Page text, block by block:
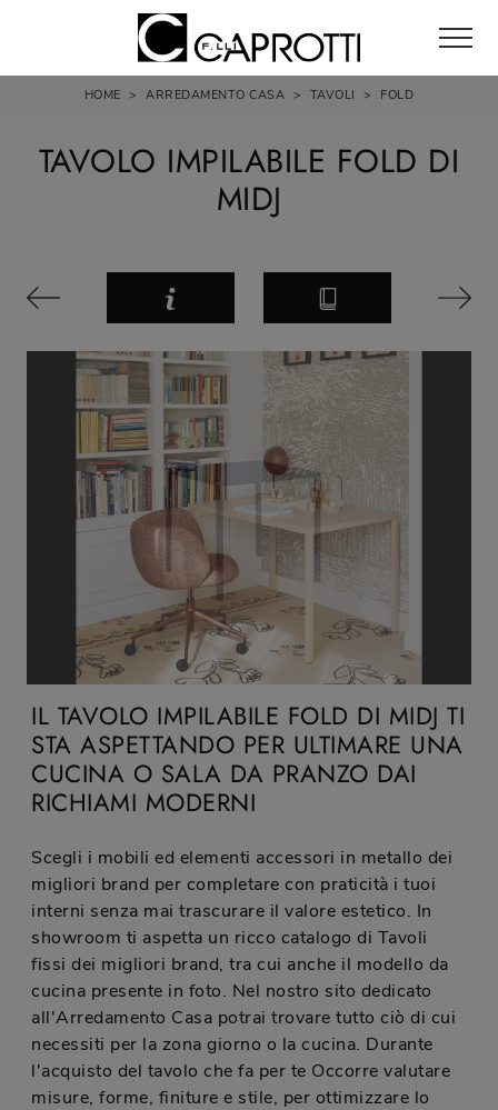
HOME > ARREDAMENTO CASA > TAVOLI > FOLD
TAVOLO IMPILABILE FOLD DI
MIDJ
IL TAVOLO IMPILABILE FOLD DI MIDJ TI
STA ASPETTANDO PER ULTIMARE UNA
CUCINA O SALA DA PRANZO DAI
RICHIAMI MODERNI
Scegli i mobili ed elementi accessori in metallo dei
migliori brand per completare con praticità i tuoi
interni senza mai trascurare il valore estetico. In
showroom ti aspetta un ricco catalogo di Tavoli
fissi dei migliori brand, tra cui anche il modello da
cucina presente in foto. Nel nostro sito dedicato
all'Arredamento Casa potrai trovare tutto ciò di cui
necessiti per la zona giorno o la cucina. Durante
l'acquisto del tavolo che fa per te Occorre valutare
misure, forme, finiture e stile, per ottimizzare lo